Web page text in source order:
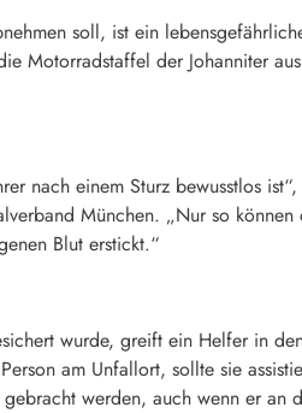
soll, ist ein
Motorradstaffel der Johanniter
nach einem Sturz bewusstlos
München. „Nur so
Blut erstickt.“
wurde, greift ein Helfer in
am Unfallort, sollte sie
werden, auch wenn er